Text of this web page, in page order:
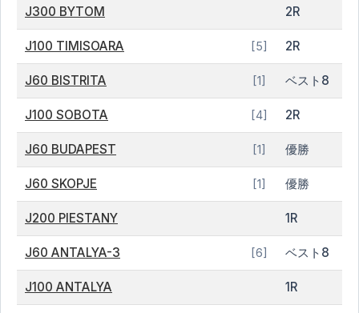
J300 BYTOM 2R
J100 TIMISOARA [5] 2R
J60 BISTRITA [1] ベスト8
J100 SOBOTA [4] 2R
J60 BUDAPEST [1] 優勝
J60 SKOPJE [1] 優勝
J200 PIESTANY 1R
J60 ANTALYA-3 [6] ベスト8
J100 ANTALYA 1R